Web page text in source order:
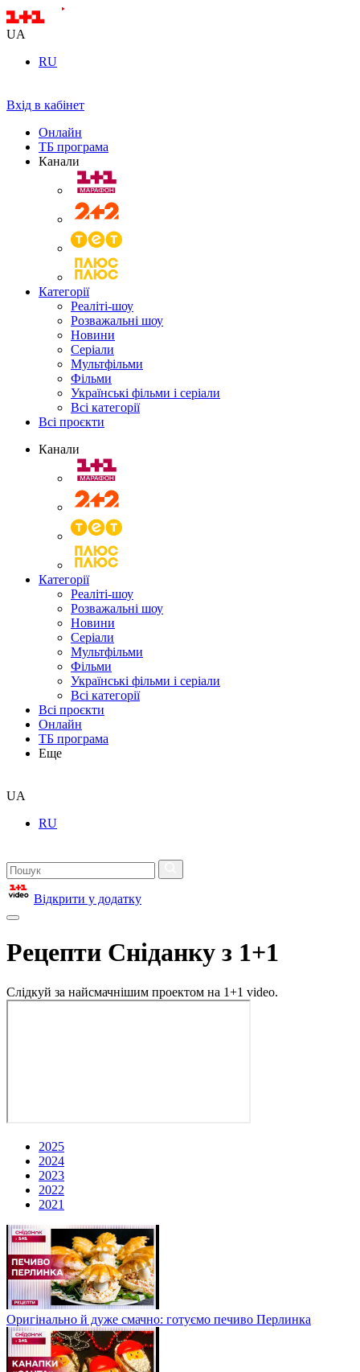
UA
RU
Вхід в кабінет
Онлайн
ТБ програма
Канали
Категорії
Реаліті-шоу
Розважальні шоу
Новини
Серіали
Мультфільми
Фільми
Українські фільми і серіали
Всі категорії
Всі проєкти
Канали
Категорії
Реаліті-шоу
Розважальні шоу
Новини
Серіали
Мультфільми
Фільми
Українські фільми і серіали
Всі категорії
Всі проєкти
Онлайн
ТБ програма
Еще
UA
RU
Відкрити у додатку
Рецепти Сніданку з 1+1
Слідкуй за найсмачнішим проектом на 1+1 video.
2025
2024
2023
2022
2021
Оригінально й дуже смачно: готуємо печиво Перлинка